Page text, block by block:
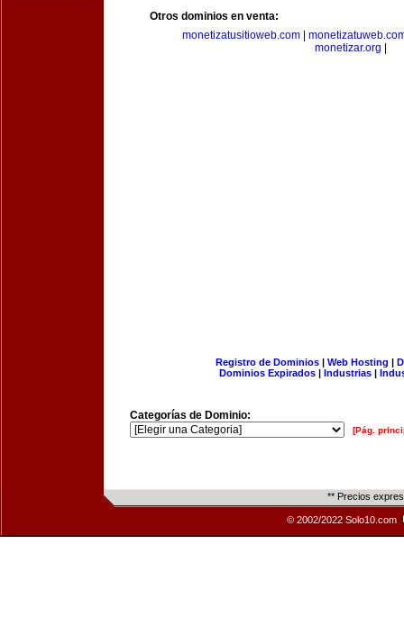
Otros dominios en venta:
monetizatusitioweb.com
monetizar.org
Registro de Dominios| Web Hosting |
Dominios Expirados | Industrias |
Categorías de Dominio:
[Pág.
** Precios
© 2002/2022 Solo10.com